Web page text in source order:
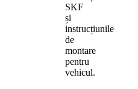
SKF
și
instrucțiunile
de
montare
pentru
vehicul.